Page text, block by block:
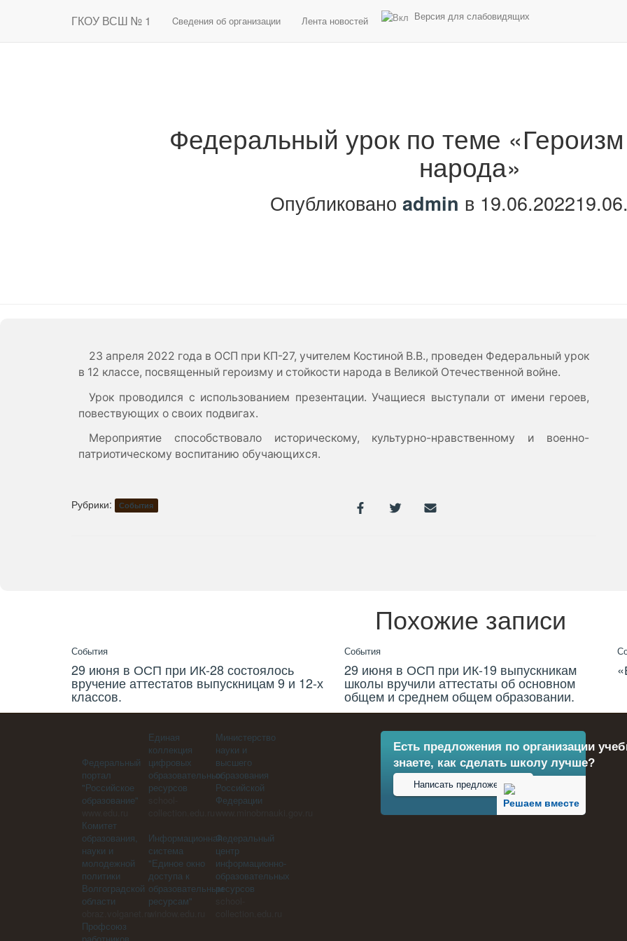
ГКОУ ВСШ № 1 Cведения об организации Лента новостей Версия для слабовидящих
Федеральный урок по теме «Героизм
народа»
Опубликовано admin в 19.06.2022
23 апреля 2022 года в ОСП при КП-27, учителем Костиной В.В., проведен Федеральный урок
в 12 классе, посвященный героизму и стойкости народа в Великой Отечественной войне.
Урок проводился с использованием презентации. Учащиеся выступали от имени героев,
повествующих о своих подвигах.
Мероприятие способствовало историческому, культурно-нравственному и военно-
патриотическому воспитанию обучающихся.
Рубрики: События
Похожие записи
События
29 июня в ОСП при ИК-28 состоялось
вручение аттестатов выпускницам 9 и 12-х
классов.
События
29 июня в ОСП при ИК-19 выпускникам
школы вручили аттестаты об основном
общем и среднем общем образовании.
Федеральный
портал
"Российское
образование"
Единая
коллекция
цифровых
образовательных
ресурсов
Министерство
науки и
высшего
образования
Российской
Федерации
Комитет
образования,
науки и
молодежной
политики
Волгоградской
области
Информационная
система
"Единое окно
доступа к
образовательным
ресурсам"
Федеральный
центр
информационно-
образовательных
ресурсов
Профсоюз
Решаем вместе
Есть предложения по организации
знаете, как сделать школу лучше?
Написать предложение